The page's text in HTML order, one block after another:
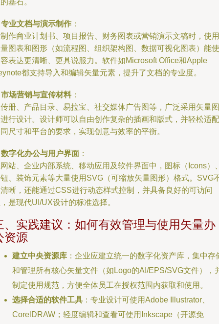
基石。
专业文档与演示制作 ：
作商业计划书、项目报告、财务图表或营销演示文稿时，使用
图表和图形（如流程图、组织架构图、数据可视化图表）能使
表达更清晰、更具说服力。软件如Microsoft Office和Apple
都支持导入和编辑矢量元素，提升了文档的专业度。
市场营销与宣传材料：
册、产品目录、易拉宝、社交媒体广告图等，广泛采用矢量图
行设计。设计师可以自由创作复杂的插画和版式，并轻松适配
尺寸和平台的要求，实现创意与效率的平衡。
数字化办公与用户界面 ：
站、企业内部系统、移动应用及软件界面中，图标（Icons）
、装饰元素等大量使用SVG（可缩放矢量图形）格式。SVG
晰，还能通过CSS进行动态样式控制，并具备良好的可访问
是现代UI/UX设计的标准选择。
、实践建议：如何有效管理与使用矢量办
资源
建立中央资源库 ：企业应建立统一的数字化资产库，集中存
和管理所有核心矢量文件（如Logo的AI/EPS/SVG文件），
制定使用规范，方便全体员工在授权范围内获取和使用。
选择合适的软件工具 ：专业设计可使用Adobe Illustrator、
CorelDRAW；轻度编辑和查看可使用Inkscape（开源免